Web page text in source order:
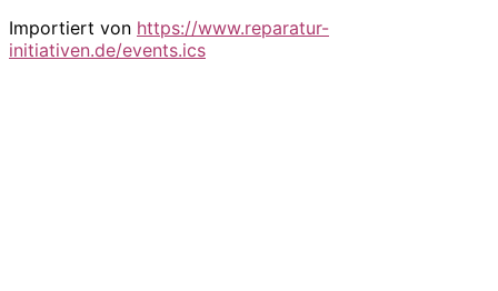
Importiert von https://www.reparatur-
initiativen.de/events.ics